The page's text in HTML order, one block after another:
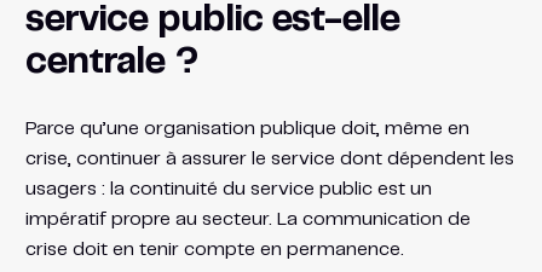
service public est-elle
centrale ?
Parce qu’une organisation publique doit, même en
crise, continuer à assurer le service dont dépendent les
usagers : la continuité du service public est un
impératif propre au secteur. La communication de
crise doit en tenir compte en permanence.